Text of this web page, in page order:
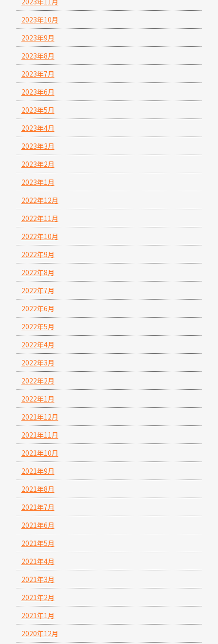
2023年10月
2023年9月
2023年8月
2023年7月
2023年6月
2023年5月
2023年4月
2023年3月
2023年2月
2023年1月
2022年12月
2022年11月
2022年10月
2022年9月
2022年8月
2022年7月
2022年6月
2022年5月
2022年4月
2022年3月
2022年2月
2022年1月
2021年12月
2021年11月
2021年10月
2021年9月
2021年8月
2021年7月
2021年6月
2021年5月
2021年4月
2021年3月
2021年2月
2021年1月
2020年12月